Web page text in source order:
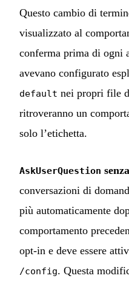
Questo cambio di
visualizzato al
conferma prima di ogni
avevano configurato
default nei propri file
ritroveranno un
solo l’etichetta.
AskUserQuestion
conversazioni di
più automaticamente
comportamento
opt-in e deve essere
/config. Questa